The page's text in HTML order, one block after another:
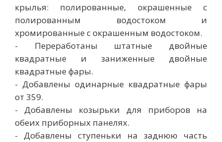
крылья: полированные, окрашенные с
полированным водостоком и
хромированные с окрашенным водостоком.
- Переработаны штатные двойные
квадратные и заниженные двойные
квадратные фары.
- Добавлены одинарные квадратные фары
от 359.
- Добавлены козырьки для приборов на
обеих приборных панелях.
- Добавлены ступеньки на заднюю часть